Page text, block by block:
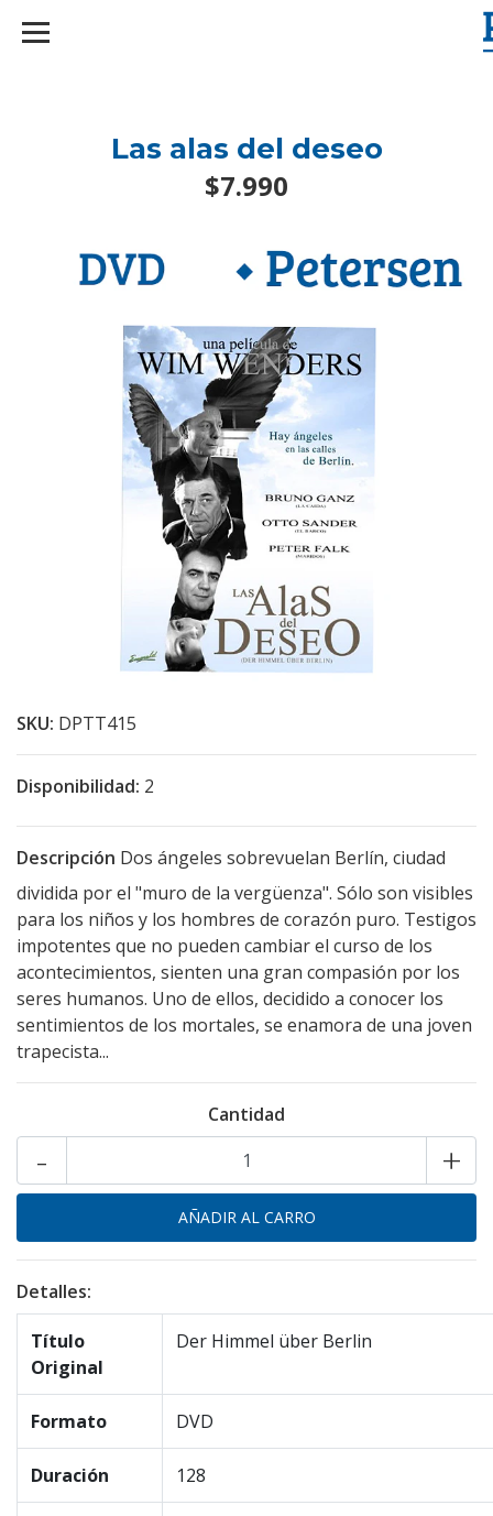
Las alas del deseo
$7.990
SKU: DPTT415
Disponibilidad: 2
Descripción Dos ángeles sobrevuelan Berlín, ciudad
dividida por el "muro de la vergüenza". Sólo son visibles
para los niños y los hombres de corazón puro. Testigos
impotentes que no pueden cambiar el curso de los
acontecimientos, sienten una gran compasión por los
seres humanos. Uno de ellos, decidido a conocer los
sentimientos de los mortales, se enamora de una joven
trapecista...
Cantidad
+
-
Detalles:
Título
Original
Der Himmel über Berlin
Formato DVD
Duración 128